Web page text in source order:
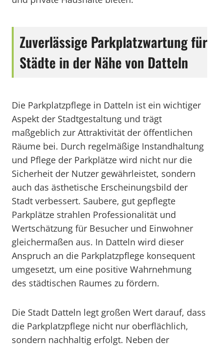
Zuverlässige Parkplatzwartung für
Städte in der Nähe von Datteln
Die Parkplatzpflege in Datteln ist ein wichtiger
Aspekt der Stadtgestaltung und trägt
maßgeblich zur Attraktivität der öffentlichen
Räume bei. Durch regelmäßige Instandhaltung
und Pflege der Parkplätze wird nicht nur die
Sicherheit der Nutzer gewährleistet, sondern
auch das ästhetische Erscheinungsbild der
Stadt verbessert. Saubere, gut gepflegte
Parkplätze strahlen Professionalität und
Wertschätzung für Besucher und Einwohner
gleichermaßen aus. In Datteln wird dieser
Anspruch an die Parkplatzpflege konsequent
umgesetzt, um eine positive Wahrnehmung
des städtischen Raumes zu fördern.
Die Stadt Datteln legt großen Wert darauf, dass
die Parkplatzpflege nicht nur oberflächlich,
sondern nachhaltig erfolgt. Neben der